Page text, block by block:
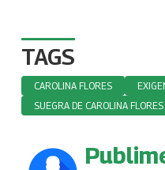
TAGS
CAROLINA FLORES
SUEGRA DE CAROLINA FLORES